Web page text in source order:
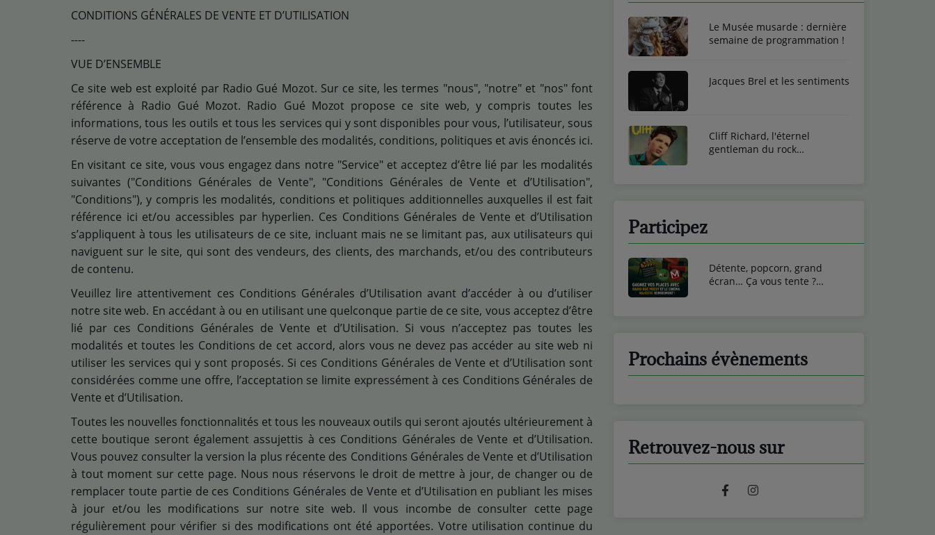
Jeux Concours
CONDITIONS GÉNÉRALES DE VENTE ET D’UTILISATION
----
VUE D’ENSEMBLE
Ce site web est exploité par Radio Gué Mozot. Sur ce site, les termes "nous", "notre" et "nos" font
référence à Radio Gué Mozot. Radio Gué Mozot propose ce site web, y compris toutes les
informations, tous les outils et tous les services qui y sont disponibles pour vous, l’utilisateur, sous
réserve de votre acceptation de l’ensemble des modalités, conditions, politiques et avis énoncés ici.
En visitant ce site, vous vous engagez dans notre "Service" et acceptez d’être lié par les modalités
suivantes ("Conditions Générales de Vente", "Conditions Générales de Vente et d’Utilisation",
"Conditions"), y compris les modalités, conditions et politiques additionnelles auxquelles il est fait
référence ici et/ou accessibles par hyperlien. Ces Conditions Générales de Vente et d’Utilisation
s’appliquent à tous les utilisateurs de ce site, incluant mais ne se limitant pas, aux utilisateurs qui
naviguent sur le site, qui sont des vendeurs, des clients, des marchands, et/ou des contributeurs
de contenu.
Veuillez lire attentivement ces Conditions Générales d’Utilisation avant d’accéder à ou d’utiliser
notre site web. En accédant à ou en utilisant une quelconque partie de ce site, vous acceptez d’être
lié par ces Conditions Générales de Vente et d’Utilisation. Si vous n’acceptez pas toutes les
modalités et toutes les Conditions de cet accord, alors vous ne devez pas accéder au site web ni
utiliser les services qui y sont proposés. Si ces Conditions Générales de Vente et d’Utilisation sont
considérées comme une offre, l’acceptation se limite expressément à ces Conditions Générales de
Vente et d’Utilisation.
Toutes les nouvelles fonctionnalités et tous les nouveaux outils qui seront ajoutés ultérieurement à
cette boutique seront également assujettis à ces Conditions Générales de Vente et d’Utilisation.
Vous pouvez consulter la version la plus récente des Conditions Générales de Vente et d’Utilisation
à tout moment sur cette page. Nous nous réservons le droit de mettre à jour, de changer ou de
remplacer toute partie de ces Conditions Générales de Vente et d’Utilisation en publiant les mises
à jour et/ou les modifications sur notre site web. Il vous incombe de consulter cette page
régulièrement pour vérifier si des modifications ont été apportées. Votre utilisation continue du
Le Musée musarde : dernière
semaine de programmation !
Jacques Brel et les sentiments
Cliff Richard, l'éternel
gentleman du rock
Participez
Détente, popcorn, grand
écran… Ça vous tente ?
Prochains évènements
Retrouvez-nous sur